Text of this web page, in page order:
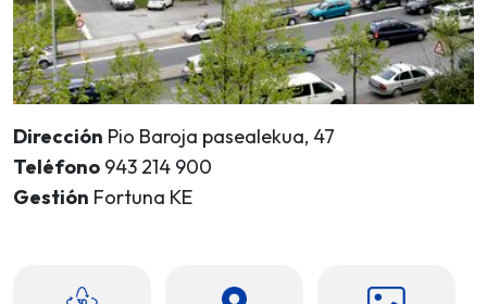
Dirección Pio Baroja pasealekua, 47
Teléfono 943 214 900
Gestión Fortuna KE